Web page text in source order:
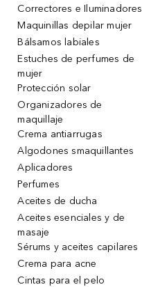
Correctores e Iluminadores
Maquinillas depilar mujer
Bálsamos labiales
Estuches de perfumes de
mujer
Protección solar
Organizadores de
maquillaje
Crema antiarrugas
Algodones smaquillantes
Aplicadores
Perfumes
Aceites de ducha
Aceites esenciales y de
masaje
Sérums y aceites capilares
Crema para acne
Cintas para el pelo